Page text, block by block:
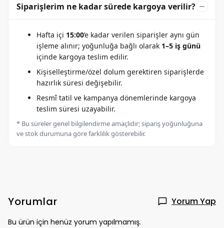
Siparişlerim ne kadar sürede kargoya verilir?
Hafta içi 15:00’e kadar verilen siparişler aynı gün
işleme alınır; yoğunluğa bağlı olarak 1–5 iş günü
içinde kargoya teslim edilir.
Kişiselleştirme/özel dolum gerektiren siparişlerde
hazırlık süresi değişebilir.
Resmî tatil ve kampanya dönemlerinde kargoya
teslim süresi uzayabilir.
* Bu süreler genel bilgilendirme amaçlıdır; sipariş yoğunluğuna
ve stok durumuna göre farklılık gösterebilir.
Yorumlar Yorum Yap
Bu ürün için henüz yorum yapılmamış.